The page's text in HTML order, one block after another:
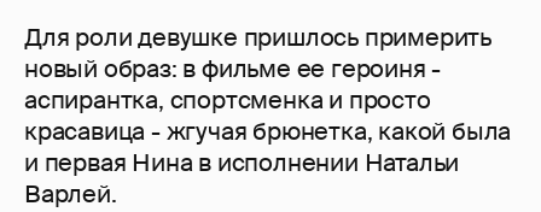
Для роли девушке пришлось примерить
новый образ: в фильме ее героиня -
аспирантка, спортсменка и просто
красавица - жгучая брюнетка, какой была
и первая Нина в исполнении Натальи
Варлей.